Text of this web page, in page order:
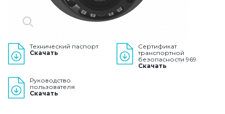
Технический паспорт
Скачать
Сертификат
транспортной
безопасности 969
Скачать
Руководство
пользователя
Скачать